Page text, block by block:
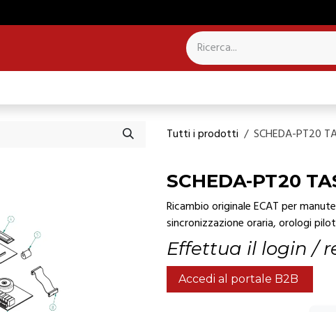
Tutti i prodotti SCHEDA-PT20
SCHEDA-PT20
Ricambio originale ECAT per
sincronizzazione oraria, orologi
Effettua il login /
Accedi al portale B2B